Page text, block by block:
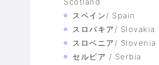
スペイン/ Spain
スロバキア/ Slovakia
スロベニア/ Slovenia
セルビア / Serbia